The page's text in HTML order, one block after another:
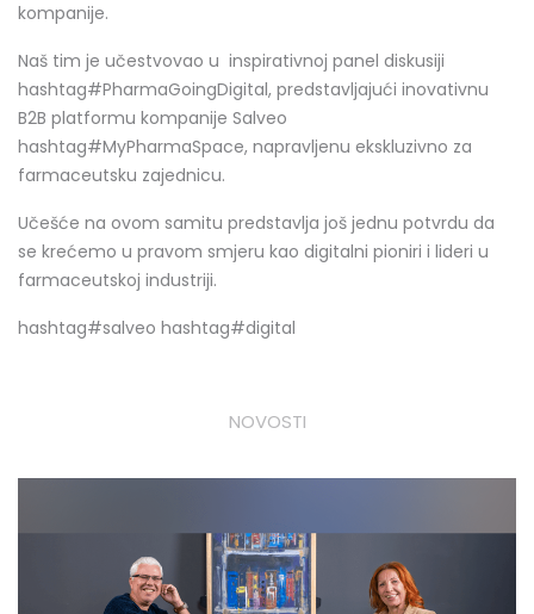
kompanije.
Naš tim je učestvovao u inspirativnoj panel diskusiji
hashtag#PharmaGoingDigital, predstavljajući inovativnu
B2B platformu kompanije Salveo
hashtag#MyPharmaSpace, napravljenu ekskluzivno za
farmaceutsku zajednicu.
Učešće na ovom samitu predstavlja još jednu potvrdu da
se krećemo u pravom smjeru kao digitalni pioniri i lideri u
farmaceutskoj industriji.
hashtag#salveo hashtag#digital
NOVOSTI